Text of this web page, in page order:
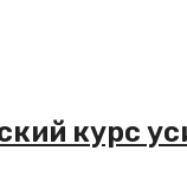
курс